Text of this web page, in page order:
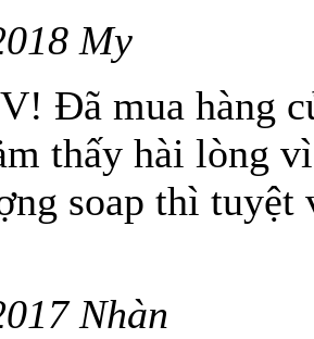
My
Đã mua hàng
thấy hài lòng
soap thì tuyệt
Nhàn